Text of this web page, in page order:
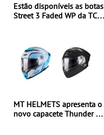
Estão disponíveis as botas
Street 3 Faded WP da TCX
MT HELMETS apresenta o
novo capacete Thunder 4 R